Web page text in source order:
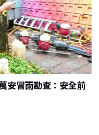
安冒雨勘查：安全前